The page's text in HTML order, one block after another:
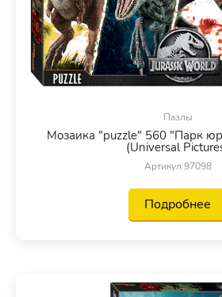
Пазлы
Мозаика "puzzle" 560 "Парк
(Universal
Артикул 97098
Подробнее